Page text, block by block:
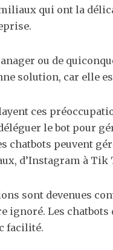
qui ont la
ou de
solution, car elle
ces
le bot pour
chatbots peuvent
d’Instagram à Tik
sont devenues
ignoré. Les
facilité.